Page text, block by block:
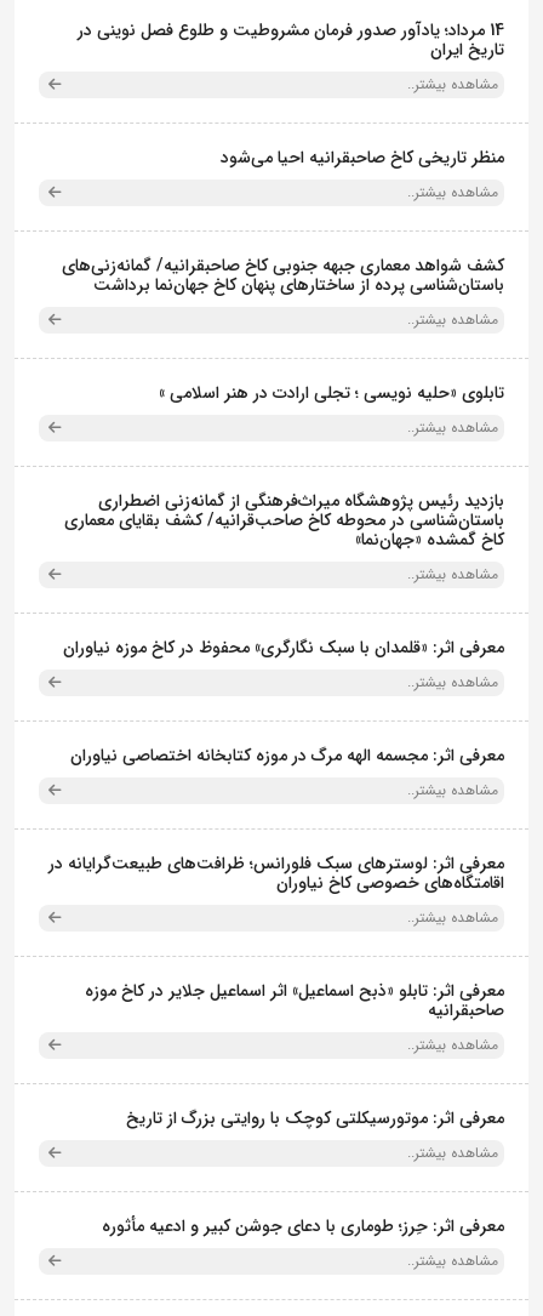
14 مرداد؛ یادآور صدور فرمان مشروطیت و طلوع فصل نوینی در
تاریخ ایران
مشاهده بیشتر..
منظر تاریخی کاخ صاحبقرانیه احیا می‌شود
مشاهده بیشتر..
کشف شواهد معماری جبهه جنوبی کاخ صاحبقرانیه/ گمانه‌زنی‌های
باستان‌شناسی پرده از ساختارهای پنهان کاخ جهان‌نما برداشت
مشاهده بیشتر..
تابلوی «حلیه نویسی ؛ تجلی ارادت در هنر اسلامی »
مشاهده بیشتر..
بازدید رئیس پژوهشگاه میراث‌فرهنگی از گمانه‌زنی اضطراری
باستان‌شناسی در محوطه کاخ صاحب‌قرانیه/ کشف بقایای معماری
کاخ گمشده «جهان‌نما»
مشاهده بیشتر..
معرفی اثر: «قلمدان با سبک نگارگری» محفوظ در کاخ موزه نیاوران
مشاهده بیشتر..
معرفی اثر: مجسمه الهه مرگ در موزه کتابخانه اختصاصی نیاوران
مشاهده بیشتر..
معرفی اثر: لوسترهای سبک فلورانس؛ ظرافت‌های طبیعت‌گرایانه در
اقامتگاه‌های خصوصی کاخ نیاوران
مشاهده بیشتر..
معرفی اثر: تابلو «ذبح اسماعیل» اثر اسماعیل جلایر در کاخ موزه
صاحبقرانیه
مشاهده بیشتر..
معرفی اثر: موتورسیکلتی کوچک با روایتی بزرگ از تاریخ
مشاهده بیشتر..
معرفی اثر: حِرز؛ طوماری با دعای جوشن کبیر و ادعیه مأثوره
مشاهده بیشتر..